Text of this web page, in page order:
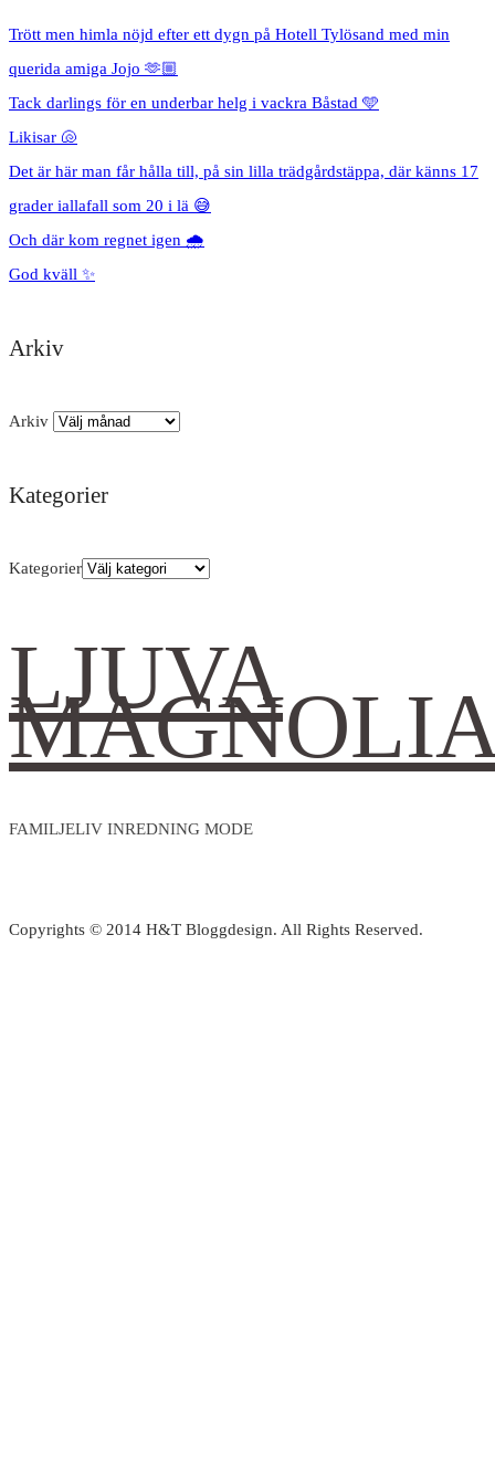
Trött men himla nöjd efter ett dygn på Hotell Tylösand med min
querida amiga Jojo 🫶🏼
Tack darlings för en underbar helg i vackra Båstad 🩵
Likisar 🐚
Det är här man får hålla till, på sin lilla trädgårdstäppa, där känns 17
grader iallafall som 20 i lä 😅
Och där kom regnet igen 🌧️
God kväll ✨
Arkiv
Arkiv
Kategorier
Kategorier
LJUVA
FAMILJELIV INREDNING MODE
Copyrights © 2014 H&T Bloggdesign. All Rights Reserved.